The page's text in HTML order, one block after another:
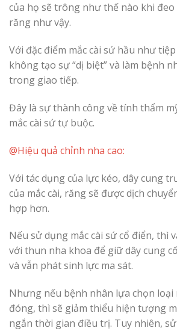
của họ sẽ trông như thế nào khi đeo
răng như vậy.
Với đặc điểm mắc cài sứ hầu như
không tạo sự “dị biệt” và làm bệnh
trong giao tiếp.
Đây là sự thành công về tính thẩm
mắc cài sứ tự buộc.
@Hiệu quả chỉnh nha cao:
Với tác dụng của lực kéo, dây cung
của mắc cài, răng sẽ được dịch
hợp hơn.
Nếu sử dụng mắc cài sứ cổ điển, thì
với thun nha khoa để giữ dây cung
và vẫn phát sinh lực ma sát.
Nhưng nếu bệnh nhân lựa chọn loại
đóng, thì sẽ giảm thiểu hiện tượng
ngắn thời gian điều trị. Tuy nhiên,